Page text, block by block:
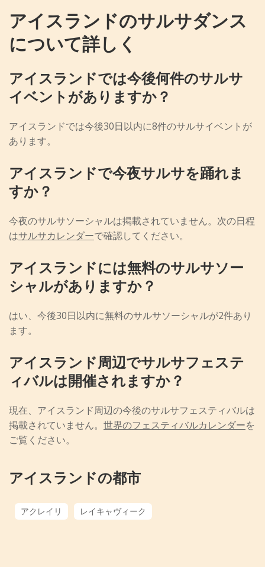
アイスランドのサルサダンス
について詳しく
アイスランドでは今後何件のサルサ
イベントがありますか？
アイスランドでは今後30日以内に8件のサルサイベントが
あります。
アイスランドで今夜サルサを踊れま
すか？
今夜のサルサソーシャルは掲載されていません。次の日程
はサルサカレンダーで確認してください。
アイスランドには無料のサルサソー
シャルがありますか？
はい、今後30日以内に無料のサルサソーシャルが2件あり
ます。
アイスランド周辺でサルサフェステ
ィバルは開催されますか？
現在、アイスランド周辺の今後のサルサフェスティバルは
掲載されていません。 世界のフェスティバルカレンダーを
ご覧ください。
アイスランドの都市
アクレイリ レイキャヴィーク